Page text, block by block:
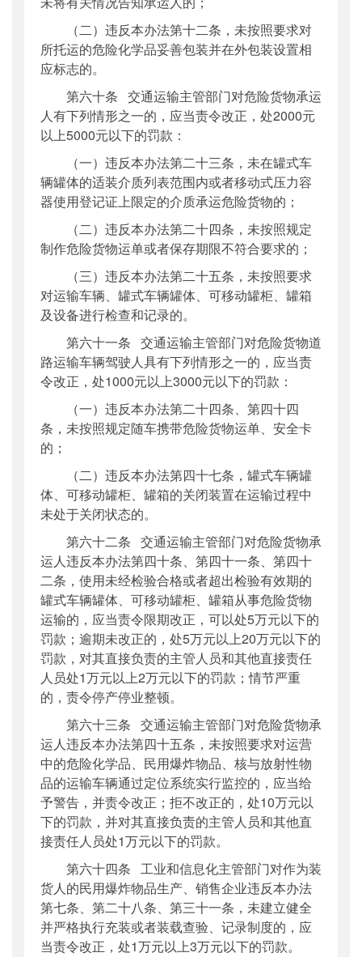
（二）违反本办法第十二条，未按照要求对
所托运的危险化学品妥善包装并在外包装设置相
应标志的。
第六十条 交通运输主管部门对危险货物承运
人有下列情形之一的，应当责令改正，处2000元
以上5000元以下的罚款：
（一）违反本办法第二十三条，未在罐式车
辆罐体的适装介质列表范围内或者移动式压力容
器使用登记证上限定的介质承运危险货物的；
（二）违反本办法第二十四条，未按照规定
制作危险货物运单或者保存期限不符合要求的；
（三）违反本办法第二十五条，未按照要求
对运输车辆、罐式车辆罐体、可移动罐柜、罐箱
及设备进行检查和记录的。
第六十一条 交通运输主管部门对危险货物道
路运输车辆驾驶人具有下列情形之一的，应当责
令改正，处1000元以上3000元以下的罚款：
（一）违反本办法第二十四条、第四十四
条，未按照规定随车携带危险货物运单、安全卡
的；
（二）违反本办法第四十七条，罐式车辆罐
体、可移动罐柜、罐箱的关闭装置在运输过程中
未处于关闭状态的。
第六十二条 交通运输主管部门对危险货物承
运人违反本办法第四十条、第四十一条、第四十
二条，使用未经检验合格或者超出检验有效期的
罐式车辆罐体、可移动罐柜、罐箱从事危险货物
运输的，应当责令限期改正，可以处5万元以下的
罚款；逾期未改正的，处5万元以上20万元以下的
罚款，对其直接负责的主管人员和其他直接责任
人员处1万元以上2万元以下的罚款；情节严重
的，责令停产停业整顿。
第六十三条 交通运输主管部门对危险货物承
运人违反本办法第四十五条，未按照要求对运营
中的危险化学品、民用爆炸物品、核与放射性物
品的运输车辆通过定位系统实行监控的，应当给
予警告，并责令改正；拒不改正的，处10万元以
下的罚款，并对其直接负责的主管人员和其他直
接责任人员处1万元以下的罚款。
第六十四条 工业和信息化主管部门对作为装
货人的民用爆炸物品生产、销售企业违反本办法
第七条、第二十八条、第三十一条，未建立健全
并严格执行充装或者装载查验、记录制度的，应
当责令改正，处1万元以上3万元以下的罚款。